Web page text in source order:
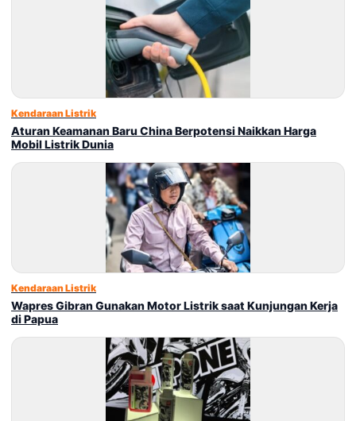
Kendaraan Listrik
Aturan Keamanan Baru China Berpotensi Naikkan Harga
Mobil Listrik Dunia
Kendaraan Listrik
Wapres Gibran Gunakan Motor Listrik saat Kunjungan Kerja
di Papua